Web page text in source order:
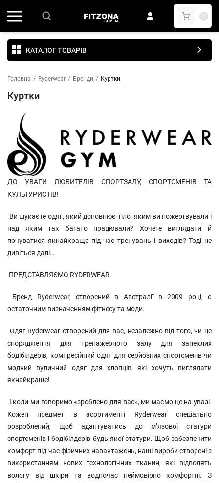
0
КАТАЛОГ ТОВАРІВ
Головна / Ryderwear / Бренди / Куртки
Куртки
ДО УВАГИ ЛЮБИТЕЛІВ СПОРТЗАЛУ, СПОРТСМЕНІВ ТА
КУЛЬТУРИСТІВ!
Ви шукаєте одяг, який доповнює тіло, яким ви пожертвували і
над яким так багато працювали? Хочете виглядати й
почуватися якнайкраще під час тренувань і виходів? Тоді не
дивіться далі…
ПРЕДСТАВЛЯЄМО RYDERWEAR
Бренд Ryderwear, створений в Австралії в 2009 році, є
остаточним визначенням фітнесу та моди.
Одяг Ryderwear створений для вас, незалежно від того, чи це
спорядження для тренажерного залу для запеклих
бодібілдерів, компресійний одяг для серйозних спортсменів чи
модний вуличний одяг для хлопців, які хочуть виглядати
якнайкраще!
І коли ми говоримо «зроблено для вас», ми маємо це на увазі.
Кожен предмет в асортименті Ryderwear спеціально
розроблений, щоб адаптуватись до м’язової статури
спортсменів і бодібілдерів будь-якої статури. Щоб забезпечити
комфорт під час фізичних навантажень, наші вироби створені з
використанням нових технологічних тканин, які відводять
вологу від шкіри та водночас неймовірно комфортні. З